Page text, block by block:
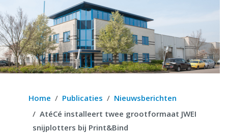
Home Publicaties
Nieuwsberichten
AtéCé installeert twee grootformaat JWEI
snijplotters bij Print&Bind